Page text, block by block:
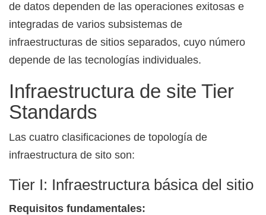
de datos dependen de las operaciones exitosas e
integradas de varios subsistemas de
infraestructuras de sitios separados, cuyo número
depende de las tecnologías individuales.
Infraestructura de site Tier
Standards
Las cuatro clasificaciones de topología de
infraestructura de sito son:
Tier I: Infraestructura básica del sitio
Requisitos fundamentales: